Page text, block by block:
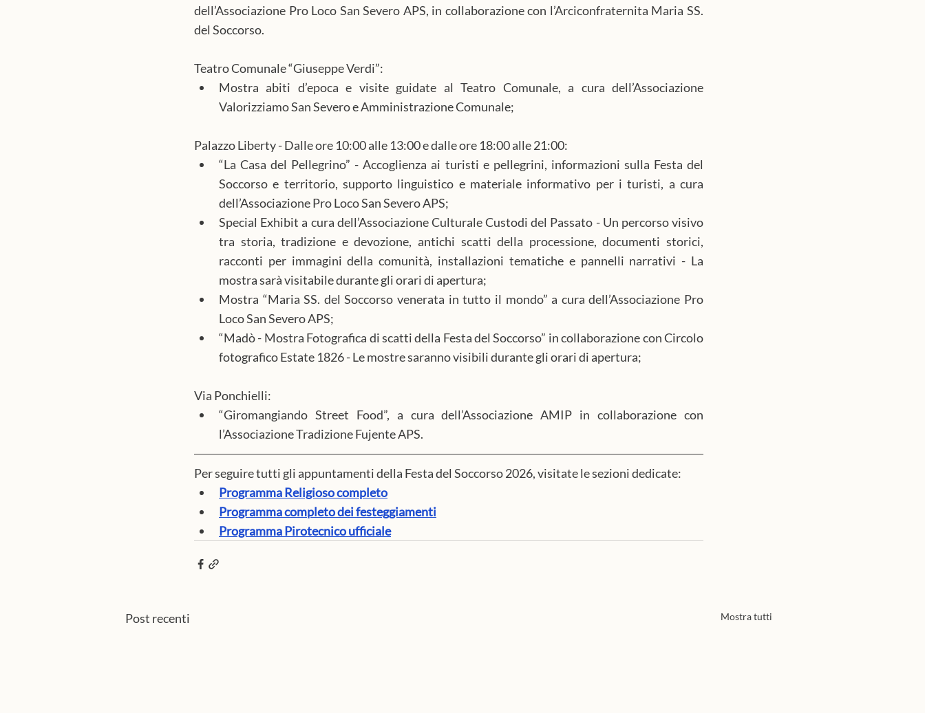
dell’Associazione Pro Loco San Severo APS, in collaborazione con l’Arciconfraternita Maria SS.
del Soccorso.
Teatro Comunale “Giuseppe Verdi”:
Mostra abiti d’epoca e visite guidate al Teatro Comunale, a cura dell’Associazione
Valorizziamo San Severo e Amministrazione Comunale;
Palazzo Liberty - Dalle ore 10:00 alle 13:00 e dalle ore 18:00 alle 21:00:
“La Casa del Pellegrino” - Accoglienza ai turisti e pellegrini, informazioni sulla Festa del
Soccorso e territorio, supporto linguistico e materiale informativo per i turisti, a cura
dell’Associazione Pro Loco San Severo APS;
Special Exhibit a cura dell’Associazione Culturale Custodi del Passato - Un percorso visivo
tra storia, tradizione e devozione, antichi scatti della processione, documenti storici,
racconti per immagini della comunità, installazioni tematiche e pannelli narrativi - La
mostra sarà visitabile durante gli orari di apertura;
Mostra “Maria SS. del Soccorso venerata in tutto il mondo” a cura dell’Associazione Pro
Loco San Severo APS;
“Madò - Mostra Fotografica di scatti della Festa del Soccorso” in collaborazione con Circolo
fotografico Estate 1826 - Le mostre saranno visibili durante gli orari di apertura;
Via Ponchielli:
“Giromangiando Street Food”, a cura dell’Associazione AMIP in collaborazione con
l’Associazione Tradizione Fujente APS.
Per seguire tutti gli appuntamenti della Festa del Soccorso 2026, visitate le sezioni dedicate:
Programma Religioso completo
Programma completo dei festeggiamenti
Programma Pirotecnico ufficiale
Post recenti Mostra tutti